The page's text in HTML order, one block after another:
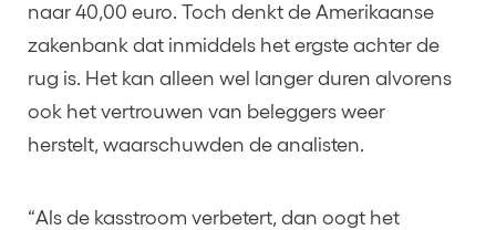
naar 40,00 euro. Toch denkt de Amerikaanse
zakenbank dat inmiddels het ergste achter de
rug is. Het kan alleen wel langer duren alvorens
ook het vertrouwen van beleggers weer
herstelt, waarschuwden de analisten.
“Als de kasstroom verbetert, dan oogt het